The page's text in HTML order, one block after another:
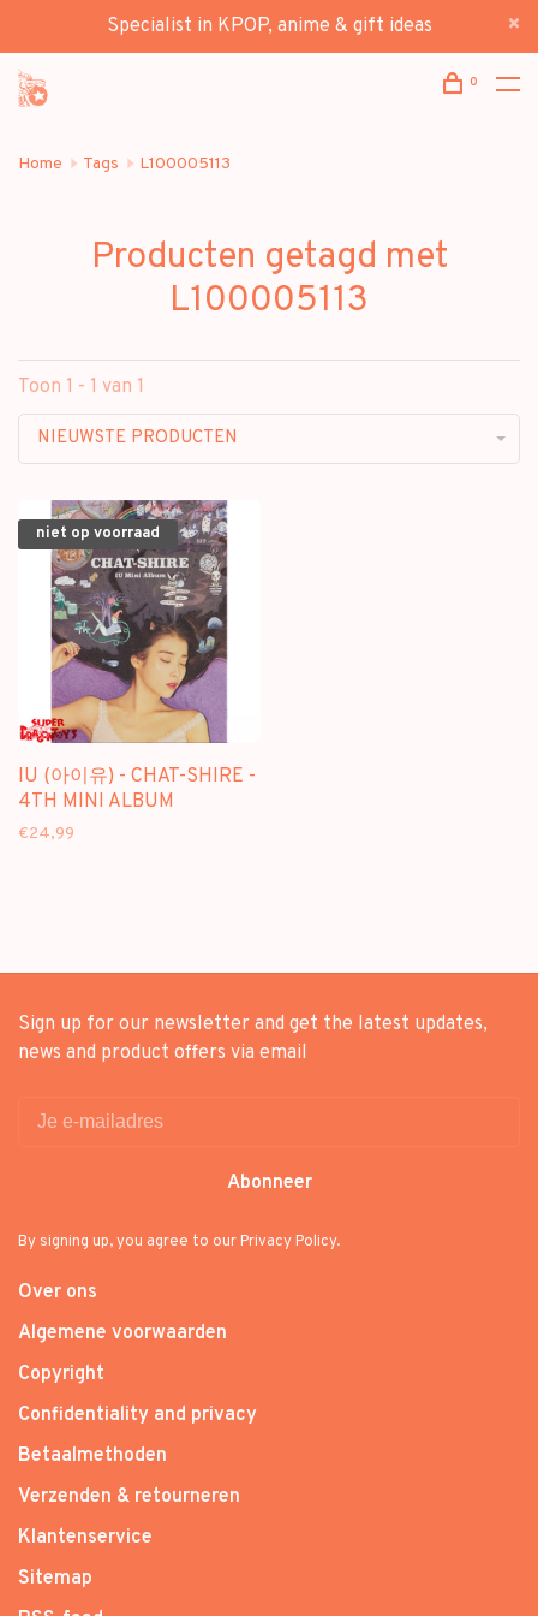
Specialist in KPOP, anime & gift ideas
0
Home Tags L100005113
Producten getagd met
L100005113
Toon 1 - 1 van 1
NIEUWSTE PRODUCTEN
niet op voorraad
IU (아이유) - CHAT-SHIRE -
4TH MINI ALBUM
€24,99
Sign up for our newsletter and get the latest updates,
news and product offers via email
Abonneer
By signing up, you agree to our Privacy Policy.
Over ons
Algemene voorwaarden
Copyright
Confidentiality and privacy
Betaalmethoden
Verzenden & retourneren
Klantenservice
Sitemap